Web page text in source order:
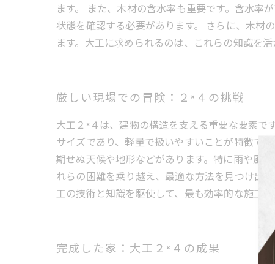
ます。 また、木材の含水率も重要です。含水率
状態を確認する必要があります。 さらに、木材
ます。大工に求められるのは、これらの知識を
厳しい現場での冒険：２×４の挑戦
大工２×４は、建物の構造を支える重要な要素
サイズであり、軽量で扱いやすいことが特徴で
期せぬ天候や地形などがあります。特に雨や風
れらの困難を乗り越え、最適な方法を見つけ出
工の技術と知識を駆使して、最も効率的な施工
完成した家：大工２×４の成果